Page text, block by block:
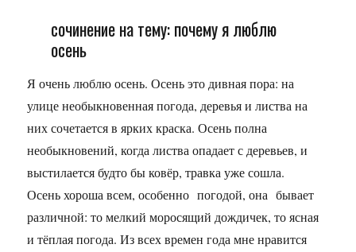
сочинение на тему: почему я люблю
осень
Я очень люблю осень. Осень это дивная пора: на
улице необыкновенная погода, деревья и листва на
них сочетается в ярких краска. Осень полна
необыкновений, когда листва опадает с деревьев, и
выстилается будто бы ковёр, травка уже сошла.
Осень хороша всем, особенно погодой, она бывает
различной: то мелкий моросящий дождичек, то ясная
и тёплая погода. Из всех времен года мне нравится